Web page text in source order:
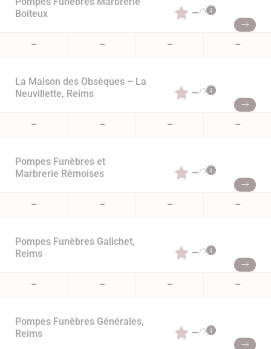
Boiteux
–/5
– – – –
La Maison des Obsèques – La
Neuvillette, Reims
–/5
– – – –
Pompes Funèbres et
Marbrerie Rémoises
–/5
– – – –
Pompes Funèbres Galichet,
Reims
–/5
– – – –
Pompes Funèbres Générales,
Reims
–/5